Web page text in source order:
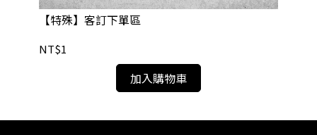
【特殊】客訂下單區
NT$1
加入購物車